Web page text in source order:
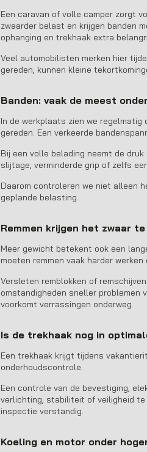
Een caravan of volle camper zorgt
zwaarder belast en krijgen banden
ophanging en trekhaak extra
Veel automobilisten merken hier
gereden, kunnen kleine
Banden: vaak de meest
In de werkplaats zien we
gereden. Een verkeerde
Bij een volle belading neemt de
slijtage, verminderde grip of zelfs
Daarom controleren we niet alleen
geplande belasting.
Remmen krijgen het zwaar
Meer gewicht betekent ook een
moeten remmen vaak harder werken
Versleten remblokken of
omstandigheden sneller problemen
voorkomt verrassingen onderweg.
Is de trekhaak nog in
Een trekhaak krijgt tijdens
onderhoudscontrole.
Een controle van de bevestiging,
verlichting, stabiliteit of veiligheid te
inspectie verstandig.
Koeling en motor onder